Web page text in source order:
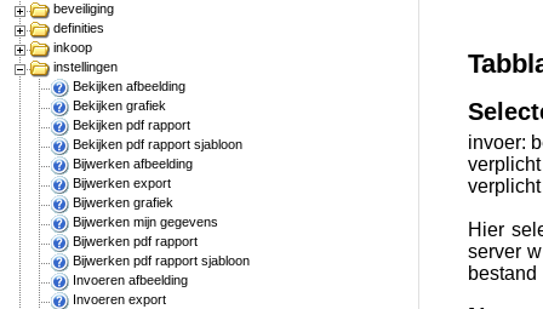
beveiliging
definities
inkoop
instellingen
Bekijken afbeelding
Bekijken grafiek
Bekijken pdf rapport
Bekijken pdf rapport sjabloon
Bijwerken afbeelding
Bijwerken export
Bijwerken grafiek
Bijwerken mijn gegevens
Bijwerken pdf rapport
Bijwerken pdf rapport sjabloon
Invoeren afbeelding
Invoeren export
invoer:
Hier
server
bestand